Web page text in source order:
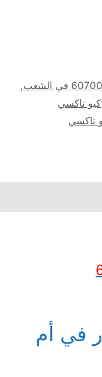
,
كيو تاكسي
تاكسي
في أم